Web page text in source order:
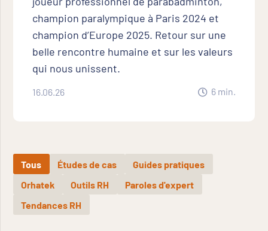
champion paralympique à Paris 2024 et
champion d’Europe 2025. Retour sur une
belle rencontre humaine et sur les valeurs
qui nous unissent.
16.06.26 6 min.
Tous Études de cas
Guides pratiques
Orhatek
Outils RH
Paroles d'expert
Tendances RH